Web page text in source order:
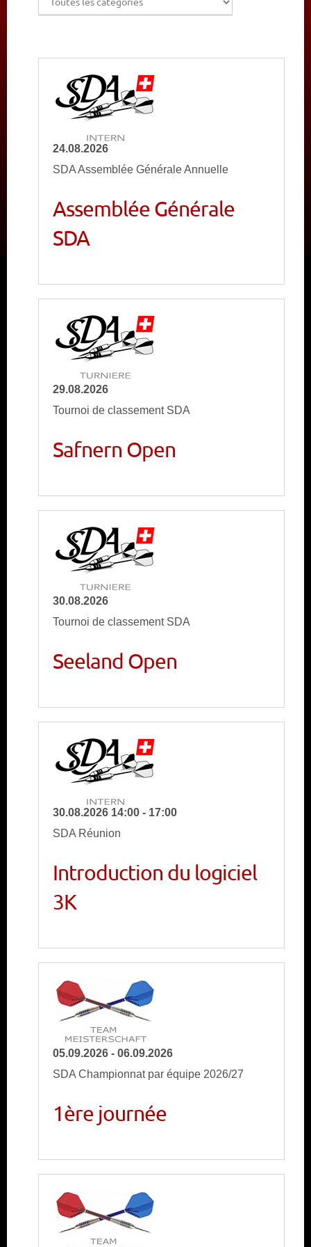
CALENDRIER
24.08.2026
SDA Assemblée Générale Annuelle
Assemblée Générale
SDA
29.08.2026
Tournoi de classement SDA
Safnern Open
30.08.2026
Tournoi de classement SDA
Seeland Open
30.08.2026 14:00 - 17:00
SDA Réunion
Introduction du logiciel
3K
05.09.2026 - 06.09.2026
SDA Championnat par équipe 2026/27
1ère journée